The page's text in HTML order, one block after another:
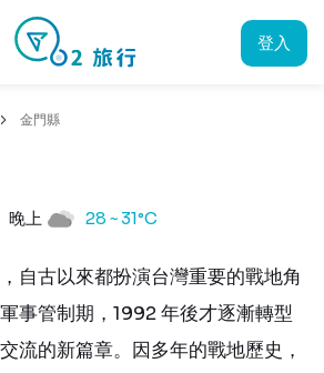
登入
金門縣
晚上 28 ~ 31°C
自古以來都扮演台灣重要的戰地角
事管制期，1992 年後才逐漸轉型
流的新篇章。因多年的戰地歷史，